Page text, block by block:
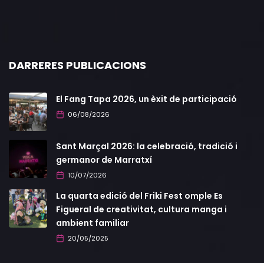
DARRERES PUBLICACIONS
El Fang Tapa 2026, un èxit de participació
06/08/2026
Sant Marçal 2026: la celebració, tradició i
germanor de Marratxí
10/07/2026
La quarta edició del Friki Fest omple Es
Figueral de creativitat, cultura manga i
ambient familiar
20/05/2025